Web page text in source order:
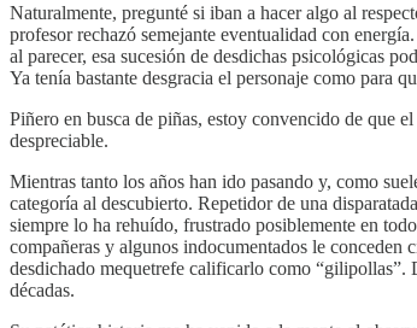
Naturalmente, pregunté si iban a hacer algo al
profesor rechazó semejante eventualidad con
al parecer, esa sucesión de desdichas psicológicas
Ya tenía bastante desgracia el personaje como para
Piñero en busca de piñas, estoy convencido de que
despreciable.
Mientras tanto los años han ido pasando y, como
categoría al descubierto. Repetidor de una
siempre lo ha rehuído, frustrado posiblemente en
compañeras y algunos indocumentados le conceden
desdichado mequetrefe calificarlo como “gilipollas”.
décadas.